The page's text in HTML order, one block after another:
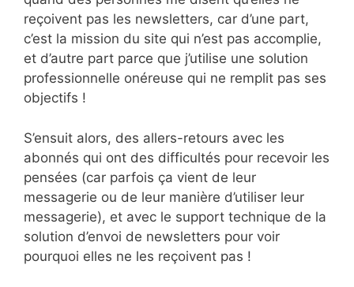
reçoivent pas les newsletters, car d’une part,
c’est la mission du site qui n’est pas accomplie,
et d’autre part parce que j’utilise une solution
professionnelle onéreuse qui ne remplit pas ses
objectifs !
S’ensuit alors, des allers-retours avec les
abonnés qui ont des difficultés pour recevoir les
pensées (car parfois ça vient de leur
messagerie ou de leur manière d’utiliser leur
messagerie), et avec le support technique de la
solution d’envoi de newsletters pour voir
pourquoi elles ne les reçoivent pas !